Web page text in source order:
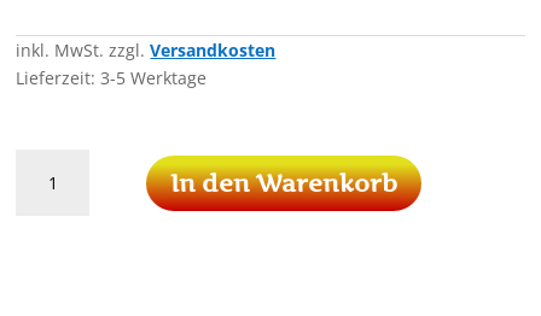
inkl. MwSt. zzgl.Versandkosten
Lieferzeit:3-5 Werktage
Patch
In den Warenkorb